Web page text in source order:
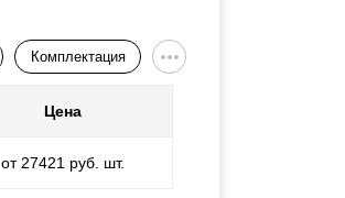
Комплектация
Цена
от 27421 руб. шт.